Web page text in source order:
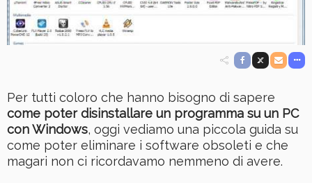
Per tutti coloro che hanno bisogno di sapere
come poter disinstallare un programma su un PC
con Windows, oggi vediamo una piccola guida su
come poter eliminare i software obsoleti e che
magari non ci ricordavamo nemmeno di avere.